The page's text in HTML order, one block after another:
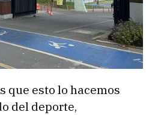
que esto lo hacemos
del deporte,